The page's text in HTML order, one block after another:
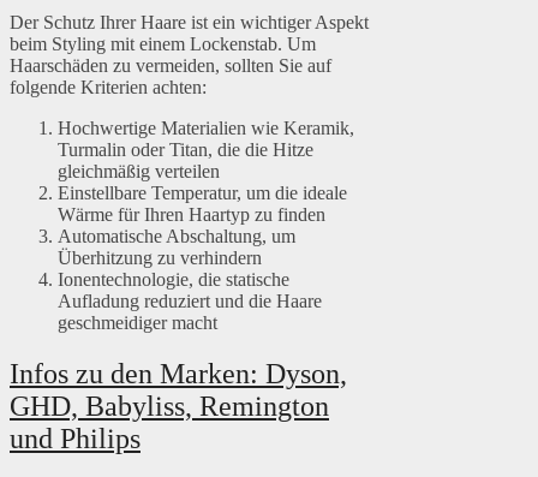
Der Schutz Ihrer Haare ist ein wichtiger Aspekt
beim Styling mit einem Lockenstab. Um
Haarschäden zu vermeiden, sollten Sie auf
folgende Kriterien achten:
Hochwertige Materialien wie Keramik,
Turmalin oder Titan, die die Hitze
gleichmäßig verteilen
Einstellbare Temperatur, um die ideale
Wärme für Ihren Haartyp zu finden
Automatische Abschaltung, um
Überhitzung zu verhindern
Ionentechnologie, die statische
Aufladung reduziert und die Haare
geschmeidiger macht
Infos zu den Marken: Dyson,
GHD, Babyliss, Remington
und Philips